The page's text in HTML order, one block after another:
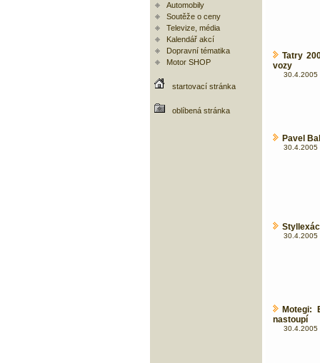
Automobily
Soutěže o ceny
Televize, média
Kalendář akcí
Dopravní tématika
Motor SHOP
startovací stránka
oblíbená stránka
Tatry
vozy
30.4.2005
Pavel
30.4.2005
30.4.2005
Motegi:
nastoupí
30.4.2005